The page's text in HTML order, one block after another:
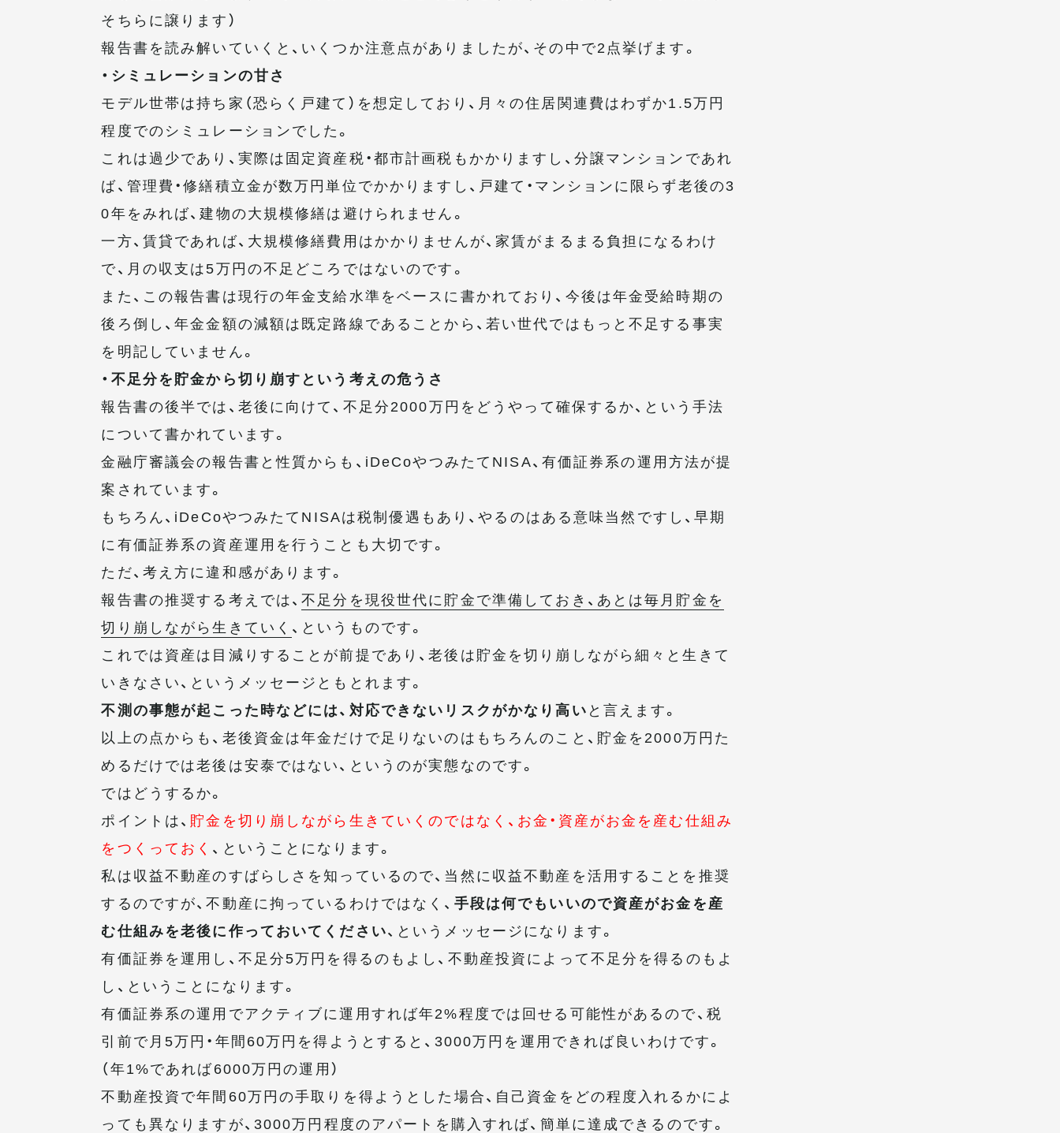
そちらに譲ります）
報告書を読み解いていくと、いくつか注意点がありましたが、その中で2点挙げます。
・シミュレーションの甘さ
モデル世帯は持ち家（恐らく戸建て）を想定しており、月々の住居関連費はわずか1.5万円
程度でのシミュレーションでした。
これは過少であり、実際は固定資産税・都市計画税もかかりますし、分譲マンションであれ
ば、管理費・修繕積立金が数万円単位でかかりますし、戸建て・マンションに限らず老後の3
0年をみれば、建物の大規模修繕は避けられません。
一方、賃貸であれば、大規模修繕費用はかかりませんが、家賃がまるまる負担になるわけ
で、月の収支は5万円の不足どころではないのです。
また、この報告書は現行の年金支給水準をベースに書かれており、今後は年金受給時期の
後ろ倒し、年金金額の減額は既定路線であることから、若い世代ではもっと不足する事実
を明記していません。
・不足分を貯金から切り崩すという考えの危うさ
報告書の後半では、老後に向けて、不足分2000万円をどうやって確保するか、という手法
について書かれています。
金融庁審議会の報告書と性質からも、iDeCoやつみたてNISA、有価証券系の運用方法が提
案されています。
もちろん、iDeCoやつみたてNISAは税制優遇もあり、やるのはある意味当然ですし、早期
に有価証券系の資産運用を行うことも大切です。
ただ、考え方に違和感があります。
報告書の推奨する考えでは、不足分を現役世代に貯金で準備しておき、あとは毎月貯金を
切り崩しながら生きていく 、というものです。
これでは資産は目減りすることが前提であり、老後は貯金を切り崩しながら細々と生きて
いきなさい、というメッセージともとれます。
不測の事態が起こった時などには、対応できないリスクがかなり高いと言えます。
以上の点からも、老後資金は年金だけで足りないのはもちろんのこと、貯金を2000万円た
めるだけでは老後は安泰ではない、というのが実態なのです。
ではどうするか。
ポイントは、 貯金を切り崩しながら生きていくのではなく、お金・資産がお金を産む仕組み
をつくっておく 、ということになります。
私は収益不動産のすばらしさを知っているので、当然に収益不動産を活用することを推奨
するのですが、不動産に拘っているわけではなく、 手段は何でもいいので資産がお金を産
む仕組みを老後に作っておいてください、というメッセージになります。
有価証券を運用し、不足分5万円を得るのもよし、不動産投資によって不足分を得るのもよ
し、ということになります。
有価証券系の運用でアクティブに運用すれば年2%程度では回せる可能性があるので、税
引前で月5万円・年間60万円を得ようとすると、3000万円を運用できれば良いわけです。
（年1%であれば6000万円の運用）
不動産投資で年間60万円の手取りを得ようとした場合、自己資金をどの程度入れるかによ
っても異なりますが、3000万円程度のアパートを購入すれば、簡単に達成できるのです。